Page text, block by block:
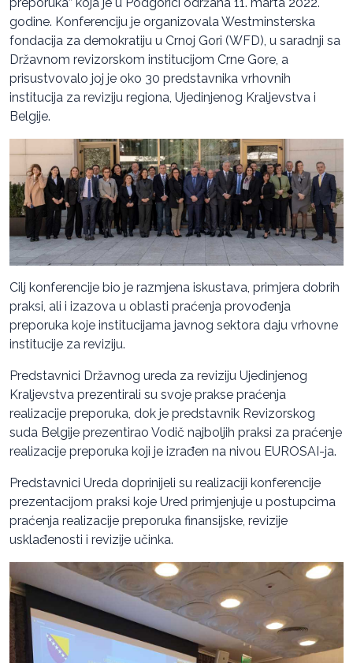
godine. Konferenciju je organizovala Westminsterska
fondacija za demokratiju u Crnoj Gori (WFD), u saradnji sa
Državnom revizorskom institucijom Crne Gore, a
prisustvovalo joj je oko 30 predstavnika vrhovnih
institucija za reviziju regiona, Ujedinjenog Kraljevstva i
Belgije.
Cilj konferencije bio je razmjena iskustava, primjera dobrih
praksi, ali i izazova u oblasti praćenja provođenja
preporuka koje institucijama javnog sektora daju vrhovne
institucije za reviziju.
Predstavnici Državnog ureda za reviziju Ujedinjenog
Kraljevstva prezentirali su svoje prakse praćenja
realizacije preporuka, dok je predstavnik Revizorskog
suda Belgije prezentirao Vodič najboljih praksi za praćenje
realizacije preporuka koji je izrađen na nivou EUROSAI-ja.
Predstavnici Ureda doprinijeli su realizaciji konferencije
prezentacijom praksi koje Ured primjenjuje u postupcima
praćenja realizacije preporuka finansijske, revizije
usklađenosti i revizije učinka.